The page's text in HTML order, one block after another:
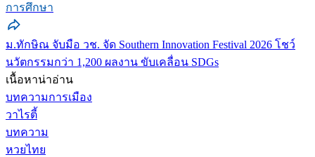
การศึกษา
ม.ทักษิณ จับมือ วช. จัด Southern Innovation Festival 2026 โชว์
นวัตกรรมกว่า 1,200 ผลงาน ขับเคลื่อน SDGs
เนื้อหาน่าอ่าน
บทความการเมือง
วาไรตี้
บทความ
หวยไทย